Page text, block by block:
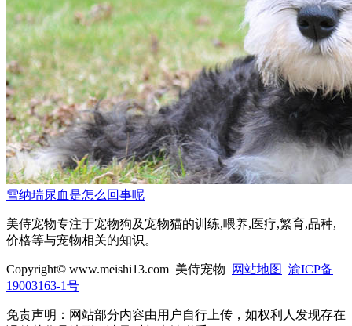
雪纳瑞尿血是怎么回事呢
美侍宠物专注于宠物狗及宠物猫的训练,喂养,医疗,繁育,品种,
价格等与宠物相关的知识。
Copyright© www.meishi13.com 美侍宠物 网站地图 渝ICP备
19003163-1号
免责声明：网站部分内容由用户自行上传，如权利人发现存在